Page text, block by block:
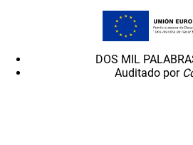
DOS MIL
Auditado por